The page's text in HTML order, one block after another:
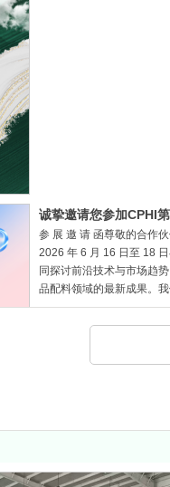
诚挚邀请您参加CPHI
参 展 邀 请 函尊敬的合作
2026 年 6 月 16 日至 18
同探讨前沿技术与市场趋
品配料领域的最新成果。